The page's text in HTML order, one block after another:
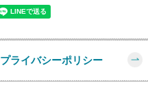
プライバシーポリシー